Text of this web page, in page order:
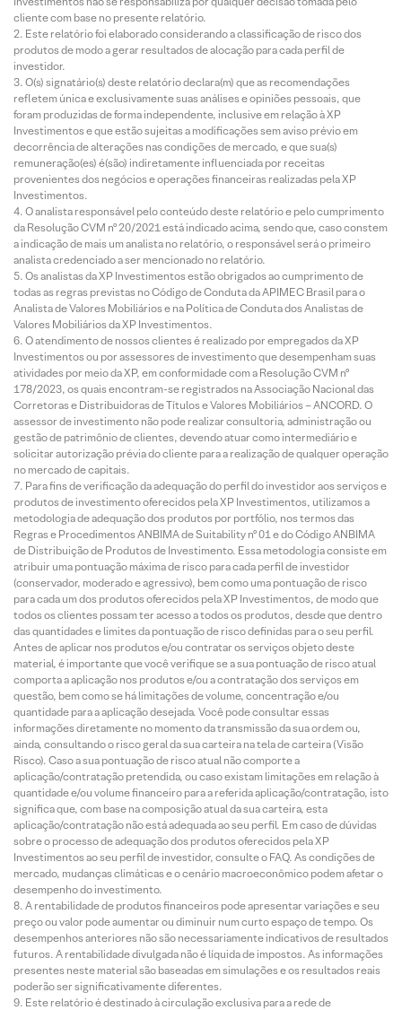
cliente com base no presente relatório.
Este relatório foi elaborado considerando a classificação de risco dos
produtos de modo a gerar resultados de alocação para cada perfil de
investidor.
O(s) signatário(s) deste relatório declara(m) que as recomendações
refletem única e exclusivamente suas análises e opiniões pessoais, que
foram produzidas de forma independente, inclusive em relação à XP
Investimentos e que estão sujeitas a modificações sem aviso prévio em
decorrência de alterações nas condições de mercado, e que sua(s)
remuneração(es) é(são) indiretamente influenciada por receitas
provenientes dos negócios e operações financeiras realizadas pela XP
Investimentos.
O analista responsável pelo conteúdo deste relatório e pelo cumprimento
da Resolução CVM nº 20/2021 está indicado acima, sendo que, caso constem
a indicação de mais um analista no relatório, o responsável será o primeiro
analista credenciado a ser mencionado no relatório.
Os analistas da XP Investimentos estão obrigados ao cumprimento de
todas as regras previstas no Código de Conduta da APIMEC Brasil para o
Analista de Valores Mobiliários e na Política de Conduta dos Analistas de
Valores Mobiliários da XP Investimentos.
O atendimento de nossos clientes é realizado por empregados da XP
Investimentos ou por assessores de investimento que desempenham suas
atividades por meio da XP, em conformidade com a Resolução CVM nº
178/2023, os quais encontram-se registrados na Associação Nacional das
Corretoras e Distribuidoras de Títulos e Valores Mobiliários – ANCORD. O
assessor de investimento não pode realizar consultoria, administração ou
gestão de patrimônio de clientes, devendo atuar como intermediário e
solicitar autorização prévia do cliente para a realização de qualquer operação
no mercado de capitais.
Para fins de verificação da adequação do perfil do investidor aos serviços e
produtos de investimento oferecidos pela XP Investimentos, utilizamos a
metodologia de adequação dos produtos por portfólio, nos termos das
Regras e Procedimentos ANBIMA de Suitability nº 01 e do Código ANBIMA
de Distribuição de Produtos de Investimento. Essa metodologia consiste em
atribuir uma pontuação máxima de risco para cada perfil de investidor
(conservador, moderado e agressivo), bem como uma pontuação de risco
para cada um dos produtos oferecidos pela XP Investimentos, de modo que
todos os clientes possam ter acesso a todos os produtos, desde que dentro
das quantidades e limites da pontuação de risco definidas para o seu perfil.
Antes de aplicar nos produtos e/ou contratar os serviços objeto deste
material, é importante que você verifique se a sua pontuação de risco atual
comporta a aplicação nos produtos e/ou a contratação dos serviços em
questão, bem como se há limitações de volume, concentração e/ou
quantidade para a aplicação desejada. Você pode consultar essas
informações diretamente no momento da transmissão da sua ordem ou,
ainda, consultando o risco geral da sua carteira na tela de carteira (Visão
Risco). Caso a sua pontuação de risco atual não comporte a
aplicação/contratação pretendida, ou caso existam limitações em relação à
quantidade e/ou volume financeiro para a referida aplicação/contratação, isto
significa que, com base na composição atual da sua carteira, esta
aplicação/contratação não está adequada ao seu perfil. Em caso de dúvidas
sobre o processo de adequação dos produtos oferecidos pela XP
Investimentos ao seu perfil de investidor, consulte o FAQ. As condições de
mercado, mudanças climáticas e o cenário macroeconômico podem afetar o
desempenho do investimento.
A rentabilidade de produtos financeiros pode apresentar variações e seu
preço ou valor pode aumentar ou diminuir num curto espaço de tempo. Os
desempenhos anteriores não são necessariamente indicativos de resultados
futuros. A rentabilidade divulgada não é líquida de impostos. As informações
presentes neste material são baseadas em simulações e os resultados reais
poderão ser significativamente diferentes.
Este relatório é destinado à circulação exclusiva para a rede de